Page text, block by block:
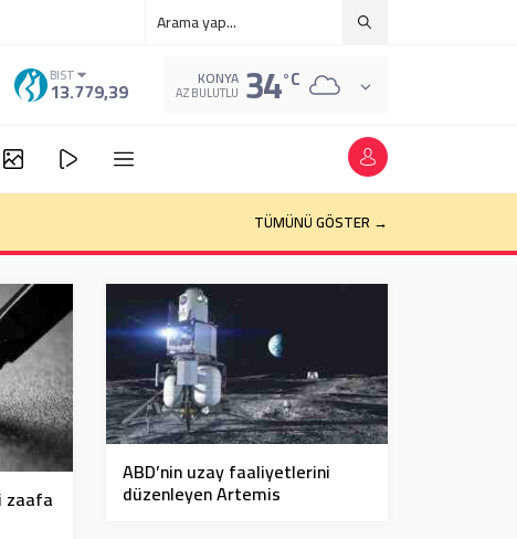
BIST
13.779,39 KONYA
AZ BULUTLU 34°C
TÜMÜNÜ GÖSTER →
zaafa
ABD’nin uzay faaliyetlerini
düzenleyen Artemis